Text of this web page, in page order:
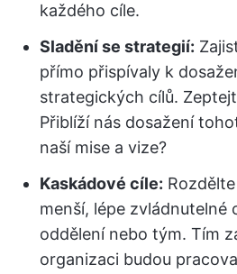
každého cíle.
Sladění se strategií:
přímo přispívaly k
strategických cílů.
Přiblíží nás dosažení
naší mise a vize?
Kaskádové cíle:
menší, lépe zvládnutelné
oddělení nebo tým. Tím
organizaci budou